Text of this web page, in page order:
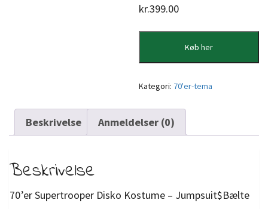
kr.399.00
Køb her
Kategori: 70'er-tema
Beskrivelse Anmeldelser (0)
Beskrivelse
70’er Supertrooper Disko Kostume – Jumpsuit$Bælte